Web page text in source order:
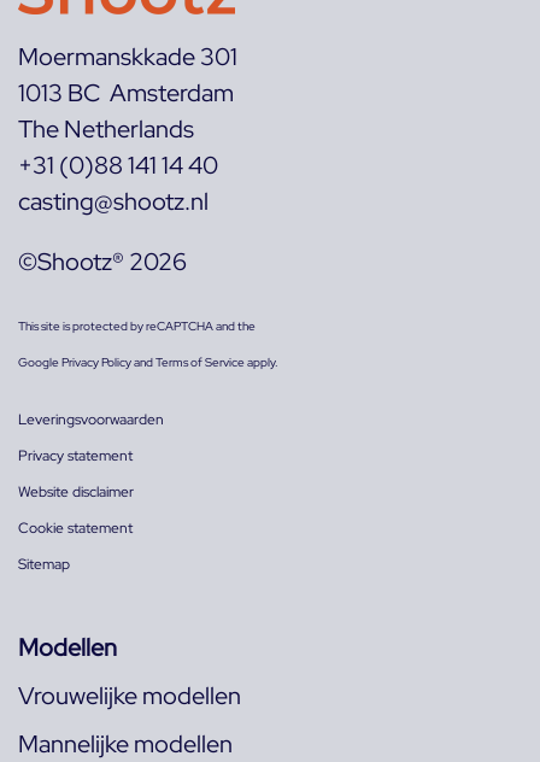
Moermanskkade 301
1013 BC Amsterdam
The Netherlands
+31 (0)88 141 14 40
casting@shootz.nl
©Shootz® 2026
This site is protected by reCAPTCHA and the
GooglePrivacy PolicyandTerms of Serviceapply.
Leveringsvoorwaarden
Privacy statement
Website disclaimer
Cookie statement
Sitemap
Modellen
Vrouwelijke modellen
Mannelijke modellen